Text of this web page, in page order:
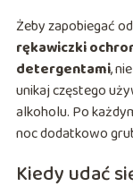
Żeby zapobiegać
rękawiczki
detergentami,
unikaj częstego
alkoholu. Po
noc dodatkowo
Kiedy udać